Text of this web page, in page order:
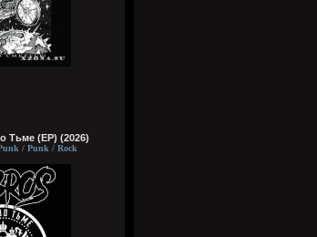
Тьме (EP) (2026)
/ Punk / Rock